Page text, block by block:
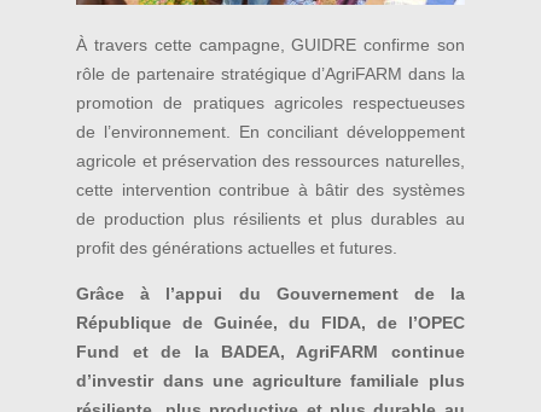
À travers cette campagne, GUIDRE confirme son
rôle de partenaire stratégique d’AgriFARM dans la
promotion de pratiques agricoles respectueuses
de l’environnement. En conciliant développement
agricole et préservation des ressources naturelles,
cette intervention contribue à bâtir des systèmes
de production plus résilients et plus durables au
profit des générations actuelles et futures.
Grâce à l’appui du Gouvernement de la
République de Guinée, du FIDA, de l’OPEC
Fund et de la BADEA, AgriFARM continue
d’investir dans une agriculture familiale plus